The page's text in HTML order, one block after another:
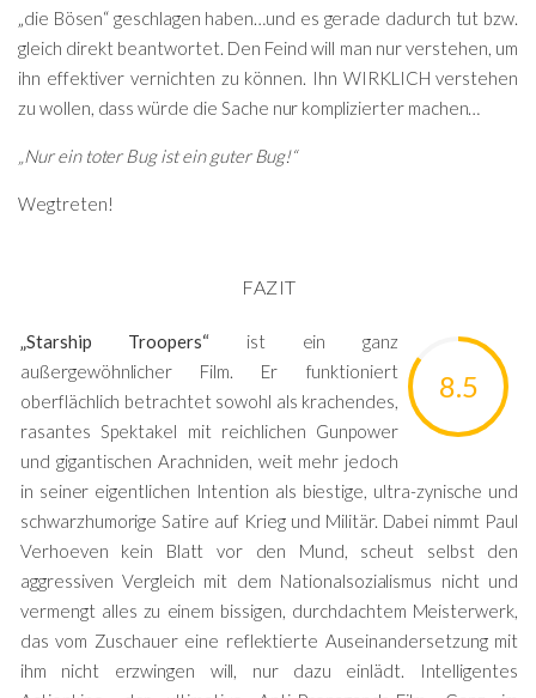
„die Bösen“ geschlagen haben…und es gerade dadurch tut bzw.
gleich direkt beantwortet. Den Feind will man nur verstehen, um
ihn effektiver vernichten zu können. Ihn WIRKLICH verstehen
zu wollen, dass würde die Sache nur komplizierter machen…
„Nur ein toter Bug ist ein guter Bug!“
Wegtreten!
FAZIT
8.5
„Starship Troopers“ ist ein ganz
außergewöhnlicher Film. Er funktioniert
oberflächlich betrachtet sowohl als krachendes,
rasantes Spektakel mit reichlichen Gunpower
und gigantischen Arachniden, weit mehr jedoch
in seiner eigentlichen Intention als biestige, ultra-zynische und
schwarzhumorige Satire auf Krieg und Militär. Dabei nimmt Paul
Verhoeven kein Blatt vor den Mund, scheut selbst den
aggressiven Vergleich mit dem Nationalsozialismus nicht und
vermengt alles zu einem bissigen, durchdachtem Meisterwerk,
das vom Zuschauer eine reflektierte Auseinandersetzung mit
ihm nicht erzwingen will, nur dazu einlädt. Intelligentes